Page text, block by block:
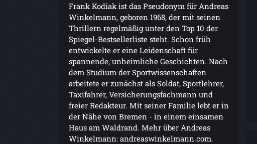
Frank Kodiak ist das Pseudonym für Andreas
Winkelmann, geboren 1968, der mit seinen
Thrillern regelmäßig unter den Top 10 der
Spiegel-Bestsellerliste steht. Schon früh
entwickelte er eine Leidenschaft für
spannende, unheimliche Geschichten. Nach
dem Studium der Sportwissenschaften
arbeitete er zunächst als Soldat, Sportlehrer,
Taxifahrer, Versicherungsfachmann und
freier Redakteur. Mit seiner Familie lebt er in
der Nähe von Bremen - in einem einsamen
Haus am Waldrand. Mehr über Andreas
Winkelmann: andreaswinkelmann.com.